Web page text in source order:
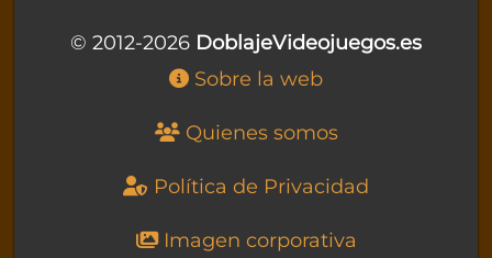
© 2012-2026 DoblajeVideojuegos.es
Sobre la web
Quienes somos
Política de Privacidad
Imagen corporativa